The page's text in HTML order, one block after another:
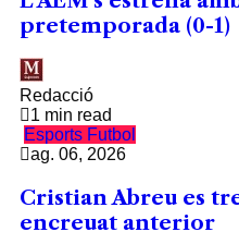
pretemporada (0-1)
Redacció
1 min read
Esports Futbol
ag. 06, 2026
Cristian Abreu es
encreuat anterior